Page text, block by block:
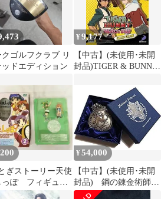
ゴルフクラブ リ
ッドエディション
¥9,177
【中古】(未使用･未開
封品)TIGER & BUNNY
LIMITED EDITION -
PSP
ぎストーリー天使
っぽ フィギュ
エルのルル キ
¥54,000
【中古】(未使用･未開
封品) 鋼の錬金術師展
会場限定 エドの銀時計